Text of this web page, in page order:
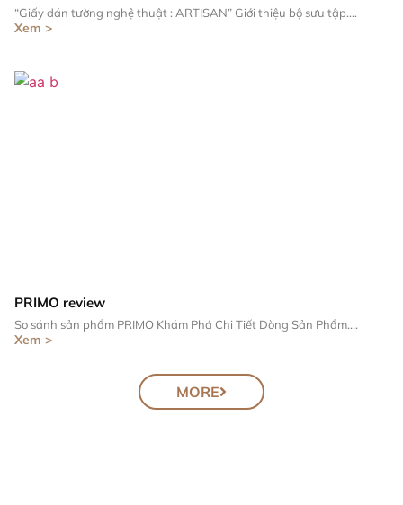
“Giấy dán tường nghệ thuật : ARTISAN” Giới thiệu bộ sưu tập....
Xem >
PRIMO review
So sánh sản phẩm PRIMO Khám Phá Chi Tiết Dòng Sản Phẩm....
Xem >
MORE